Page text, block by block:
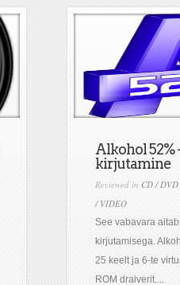
Alkohol 52%
kirjutamine
Reviewed in CD / DVD
/ VIDEO
See vabavara
kirjutamisega.
25 keelt ja 6-te
ROM draiverit....